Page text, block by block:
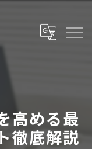
高める最
徹底解説